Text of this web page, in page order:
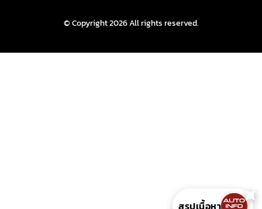
✦
สรุปเนื้อหา
© Copyright 2026 All rights reserved.